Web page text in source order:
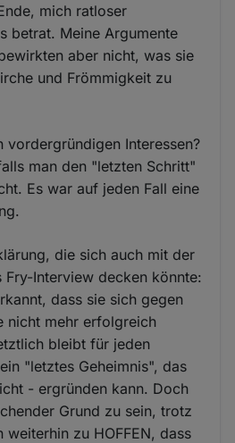
mich ratloser
betrat. Meine Argumente
aber nicht, was sie
und Frömmigkeit zu
vordergründigen Interessen?
man den "letzten Schritt"
Es war auf jeden Fall eine
die sich auch mit der
Fry-Interview decken könnte:
dass sie sich gegen
nicht mehr erfolgreich
bleibt für jeden
"letztes Geheimnis", das
- ergründen kann. Doch
Grund zu sein, trotz
weiterhin zu HOFFEN, dass